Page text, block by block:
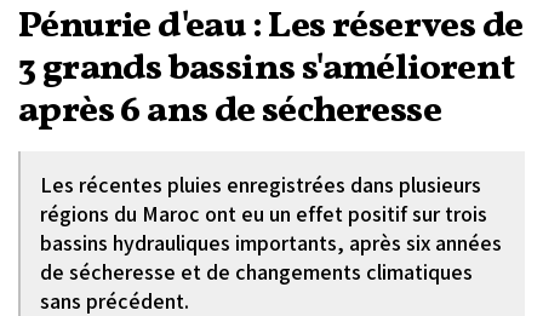
Pénurie d'eau : Les réserves de
3 grands bassins s'améliorent
après 6 ans de sécheresse
Les récentes pluies enregistrées dans plusieurs
régions du Maroc ont eu un effet positif sur trois
bassins hydrauliques importants, après six années
de sécheresse et de changements climatiques
sans précédent.